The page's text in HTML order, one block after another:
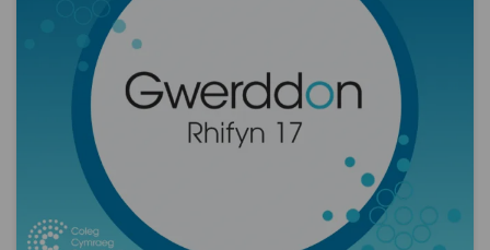
Salem's Peace? A close reading of Cliff
McLucas's portrait of Cynog Dafis
Gwerddon
Art and Design
Coleg Cymraeg Resource
In 1987, the artist Cliff McLucas was working at Ysgol
Gyfun Ddwyieithog Dyffryn Teifi on a project titled
‘The Dyfed Media Residency’. As part of his work, he
created a series of portraits of teachers and related